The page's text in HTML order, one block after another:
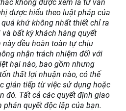
được hiểu theo luật pháp của
khứ không nhất thiết chỉ ra
bất kỳ khách hàng quyết
đều hoàn toàn tự chịu
nhận trách nhiệm đối với
hại nào, bao gồm nhưng
thất lợi nhuận nào, có thể
gián tiếp từ việc sử dụng hoặc
đó. Tất cả các quyết định giao
quyết độc lập của bạn.